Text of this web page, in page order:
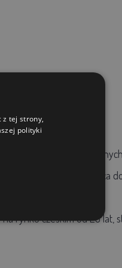
oraz dla osób
ostrzałki i stal ostrząca
rynku czeskim od 23 lat,
z tej strony,
polityki